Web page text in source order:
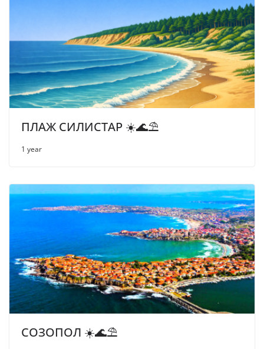
ПЛАЖ СИЛИСТАР ☀️🌊⛱
1 year
СОЗОПОЛ ☀️🌊⛱